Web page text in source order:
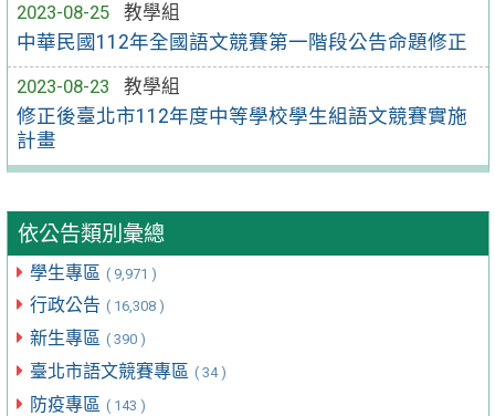
2023-08-25
教學組
中華民國112年全國語文競賽第一階段公告命題修正
2023-08-23
教學組
修正後臺北市112年度中等學校學生組語文競賽實施
計畫
依公告類別彙總
學生專區 ( 9,971 )
行政公告 ( 16,308 )
新生專區 ( 390 )
臺北市語文競賽專區 ( 34 )
防疫專區 ( 143 )